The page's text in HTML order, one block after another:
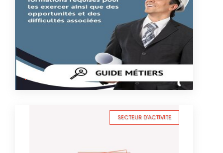
SECTEUR D'ACTIVITE